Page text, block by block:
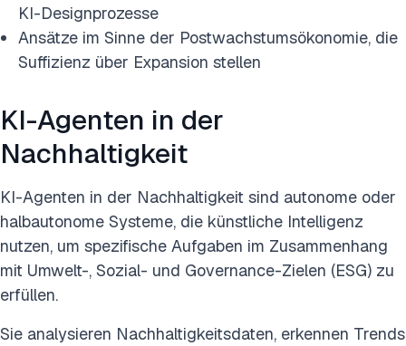
KI-Designprozesse
Ansätze im Sinne der Postwachstumsökonomie, die
Suffizienz über Expansion stellen
KI-Agenten in der
Nachhaltigkeit
KI-Agenten in der Nachhaltigkeit sind autonome oder
halbautonome Systeme, die künstliche Intelligenz
nutzen, um spezifische Aufgaben im Zusammenhang
mit Umwelt-, Sozial- und Governance-Zielen (ESG) zu
erfüllen.
Sie analysieren Nachhaltigkeitsdaten, erkennen Trends